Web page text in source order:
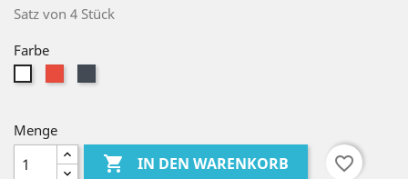
Satz von 4 Stück
Farbe
Menge
 IN DEN WARENKORB favorite_border